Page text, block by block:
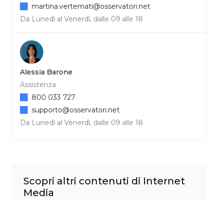
Da Lunedì al Venerdì, dalle 09 alle 18
martina.vertemati@osservatori.net
Alessia Barone
Assistenza
Da Lunedì al Venerdì, dalle 09 alle 18
800 033 727
supporto@osservatori.net
Scopri altri contenuti di Internet
Media